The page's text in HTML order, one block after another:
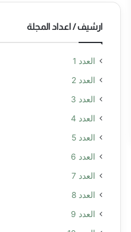
ارشيف / اعداد المجلة
العدد 1
العدد 2
العدد 3
العدد 4
العدد 5
العدد 6
العدد 7
العدد 8
العدد 9